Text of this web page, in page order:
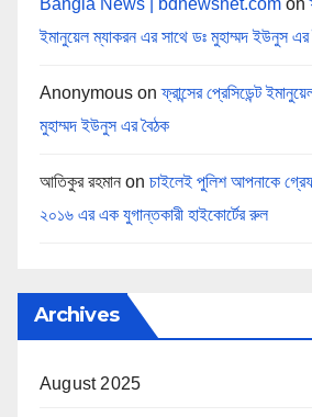
Bangla News | bdnewsnet.com on
ইমানুয়েল ম্যাকরন এর সাথে ডঃ মুহাম্মদ ইউনুস এর
Anonymous onফ্রান্সের প্রেসিডেন্ট
মুহাম্মদ ইউনুস এর বৈঠক
আতিকুর রহমান on চাইলেই পুলিশ আপনাকে
২০১৬ এর এক যুগান্তকারী হাইকোর্টের রুল
Archives
August 2025